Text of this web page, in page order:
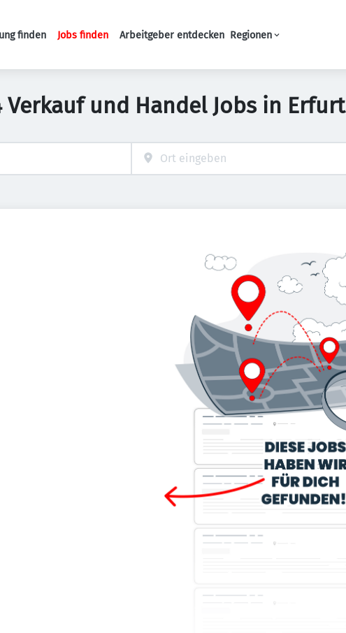
Haupt-Navigation
finden Jobs finden Arbeitgeber entdecken Regionen
Verkauf und Handel Jobs in Erfurt